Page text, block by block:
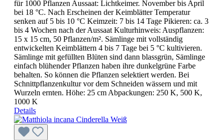
für 1000 Pflanzen Aussaat: Lichtkeimer. November bis April
bei 18 °C. Nach Erscheinen der Keimblätter Temperatur
senken auf 5 bis 10 °C Keimzeit: 7 bis 14 Tage Pikieren: ca. 3
bis 4 Wochen nach der Aussaat Kulturhinweis: Auspflanzen:
15 x 15 cm, 50 Pflanzen/m². Sämlinge mit vollständig
entwickelten Keimblättern 4 bis 7 Tage bei 5 °C kultivieren.
Sämlinge mit gefüllten Blüten sind dann blassgrün, Sämlinge
einfach blühender Pflanzen haben ihre dunkelgrüne Farbe
behalten. So können die Pflanzen selektiert werden. Bei
Schnittpflanzenkultur vor dem Schneiden wässern und mit
Wurzeln ernten. Höhe: 25 cm Abpackungen: 250 K, 500 K,
1000 K
Details